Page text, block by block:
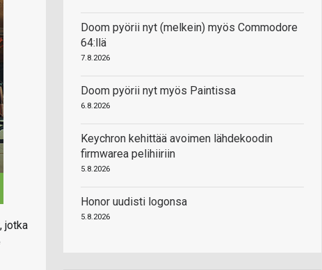
jotka
Doom pyörii nyt (melkein) myös Commodore
64:llä
7.8.2026
Doom pyörii nyt myös Paintissa
6.8.2026
Keychron kehittää avoimen lähdekoodin
firmwarea pelihiiriin
5.8.2026
Honor uudisti logonsa
5.8.2026